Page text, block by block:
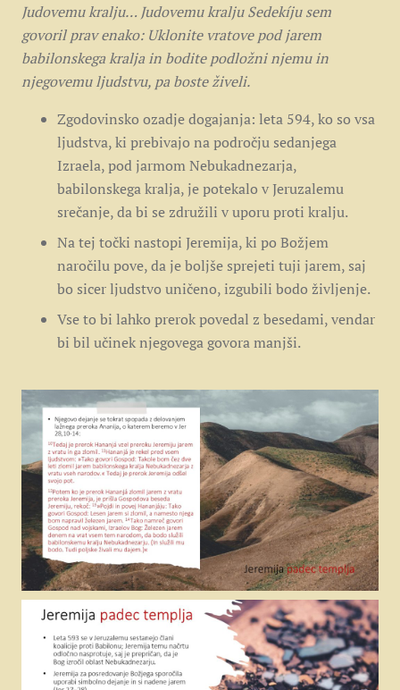
Judovemu kralju… Judovemu kralju Sedekíju sem
govoril prav enako: Uklonite vratove pod jarem
babilonskega kralja in bodite podložni njemu in
njegovemu ljudstvu, pa boste živeli.
Zgodovinsko ozadje dogajanja: leta 594, ko so vsa
ljudstva, ki prebivajo na področju sedanjega
Izraela, pod jarmom Nebukadnezarja,
babilonskega kralja, je potekalo v Jeruzalemu
srečanje, da bi se združili v uporu proti kralju.
Na tej točki nastopi Jeremija, ki po Božjem
naročilu pove, da je boljše sprejeti tuji jarem, saj
bo sicer ljudstvo uničeno, izgubili bodo življenje.
Vse to bi lahko prerok povedal z besedami, vendar
bi bil učinek njegovega govora manjši.